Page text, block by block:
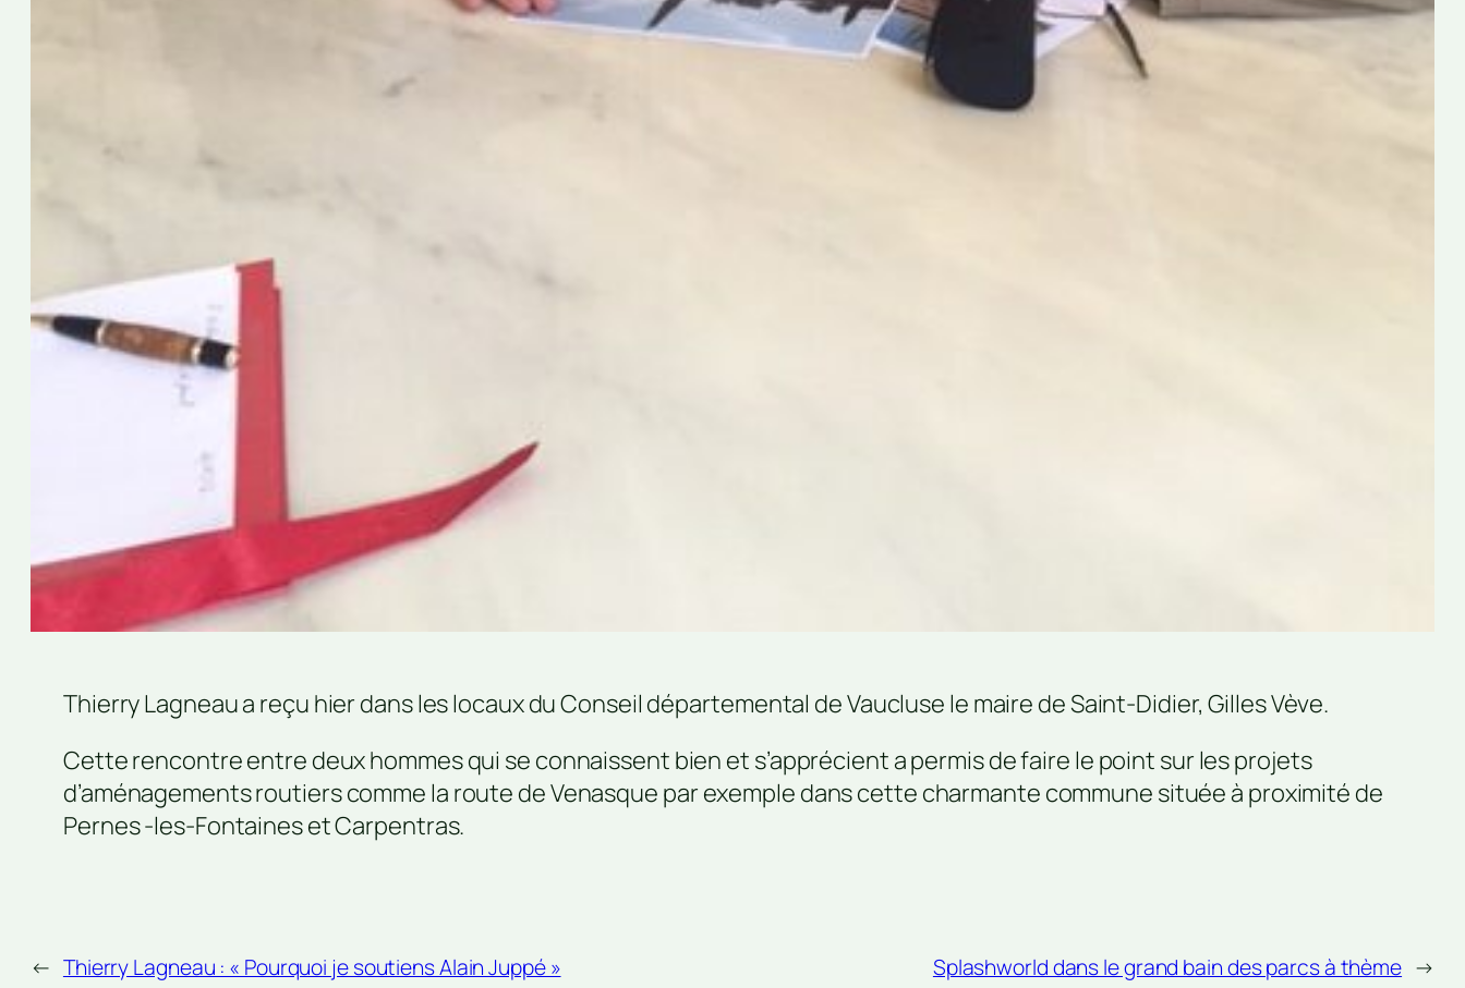
Thierry Lagneau a reçu hier dans les locaux du Conseil départemental de Vaucluse le maire de Saint-Didier, Gilles Vève.
Cette rencontre entre deux hommes qui se connaissent bien et s’apprécient a permis de faire le point sur les projets
d’aménagements routiers comme la route de Venasque par exemple dans cette charmante commune située à proximité de
Pernes -les-Fontaines et Carpentras.
← Thierry Lagneau : « Pourquoi je soutiens Alain Juppé » Splashworld dans le grand bain des parcs à thème →